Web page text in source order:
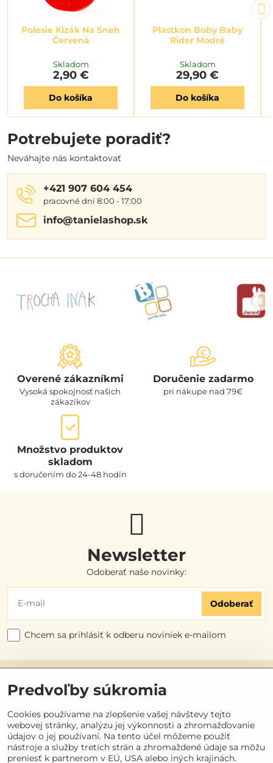
Polesie Klzák Na Sneh
Červená
Skladom
2,90 €
Do košíka
Plastkon Boby Baby
Rider Modré
Skladom
29,90 €
Do košíka
Potrebujete poradiť?
Neváhajte nás kontaktovať
+421 907 604 454
pracovné dni 8:00 - 17:00
info​@tanielashop​.sk
Overené zákazníkmi
Vysoká spokojnosť našich
zákazíkov
Doručenie zadarmo
pri nákupe nad 79€
Množstvo produktov
skladom
s doručením do 24-48 hodín
Newsletter
Odoberať naše novinky:
Odoberať
Chcem sa prihlásiť k odberu noviniek e-mailom
Užitočné odkazy
Objednávky
Kontakt
Predvoľby súkromia
Cookies používame na zlepšenie vašej návštevy tejto
webovej stránky, analýzu jej výkonnosti a zhromažďovanie
údajov o jej používaní. Na tento účel môžeme použiť
nástroje a služby tretích strán a zhromaždené údaje sa môžu
preniesť k partnerom v EÚ, USA alebo iných krajinách.